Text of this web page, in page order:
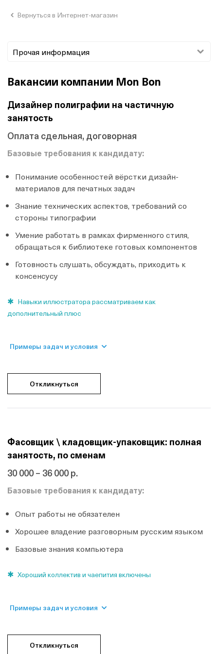
Вернуться в Интернет-магазин
Прочая информация
Вакансии компании Mon Bon
Дизайнер полиграфии на частичную
занятость
Оплата сдельная, договорная
Базовые требования к кандидату:
Понимание особенностей вёрстки дизайн-
материалов для печатных задач
Знание технических аспектов, требований со
стороны типографии
Умение работать в рамках фирменного стиля,
обращаться к библиотеке готовых компонентов
Готовность слушать, обсуждать, приходить к
консенсусу
Навыки иллюстратора рассматриваем как
дополнительный плюс
Примеры задач и условия
Откликнуться
Фасовщик \ кладовщик-упаковщик: полная
занятость, по сменам
30 000 – 36 000 р.
Базовые требования к кандидату:
Опыт работы не обязателен
Хорошее владение разговорным русским языком
Базовые знания компьютера
Хороший коллектив и чаепития включены
Примеры задач и условия
Откликнуться